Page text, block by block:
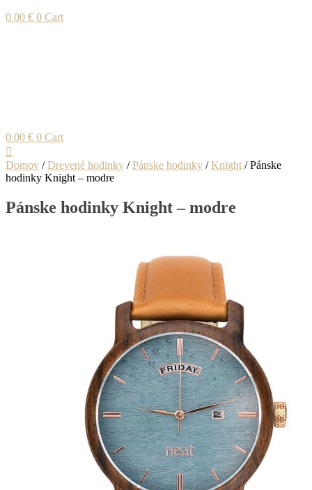
0.00 € 0 Cart
0.00 € 0 Cart
Domov /Drevené hodinky /Pánske hodinky /Knight / Pánske
hodinky Knight – modre
Pánske hodinky Knight – modre